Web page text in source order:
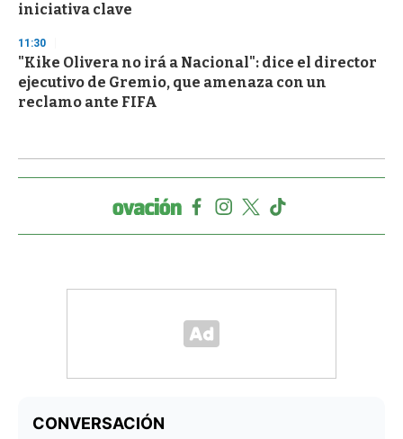
iniciativa clave
11:30
"Kike Olivera no irá a Nacional": dice el director
ejecutivo de Gremio, que amenaza con un
reclamo ante FIFA